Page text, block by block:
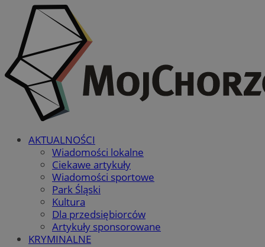
AKTUALNOŚCI
Wiadomości lokalne
Ciekawe artykuły
Wiadomości sportowe
Park Śląski
Kultura
Dla przedsiębiorców
Artykuły sponsorowane
KRYMINALNE